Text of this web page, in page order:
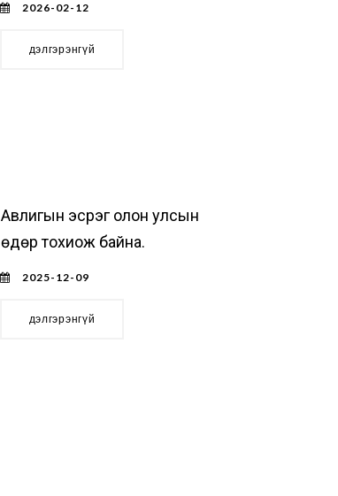
2026-02-12
дэлгэрэнгүй
Авлигын эсрэг олон улсын
өдөр тохиож байна.
2025-12-09
дэлгэрэнгүй